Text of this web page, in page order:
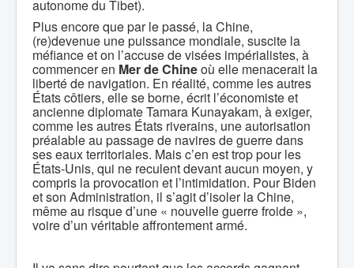
autonome du Tibet).
Plus encore que par le passé, la Chine,
(re)devenue une puissance mondiale, suscite la
méfiance et on l’accuse de visées impérialistes, à
commencer en Mer de Chineoù elle menacerait la
liberté de navigation. En réalité, comme les autres
États côtiers, elle se borne, écrit l’économiste et
ancienne diplomate Tamara Kunayakam, à exiger,
comme les autres États riverains, une autorisation
préalable au passage de navires de guerre dans
ses eaux territoriales. Mais c’en est trop pour les
États-Unis, qui ne reculent devant aucun moyen, y
compris la provocation et l’intimidation. Pour Biden
et son Administration, il s’agit d’isoler la Chine,
même au risque d’une « nouvelle guerre froide »,
voire d’un véritable affrontement armé.